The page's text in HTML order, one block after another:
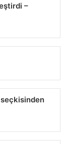
–
seçkisinden